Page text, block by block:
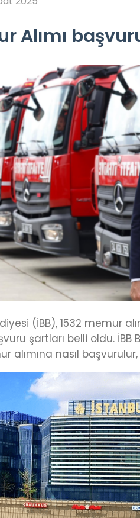
Alımı
(İBB), 1532 memur
şartları belli oldu.
alımına nasıl